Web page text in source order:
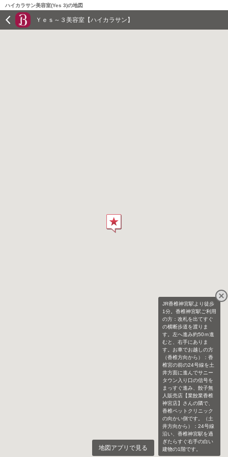
ハイカラサン美容室(Yes 3)の地図
Ｙｅｓ～３美容室【ハイカラサン】
JR香椎神宮駅より徒歩
1分。香椎神宮駅ご利用
の方：改札を出てすぐ
の横断歩道を渡りま
す。左へ進み約50ｍ進
むと、右手にありま
す。お車でお越しの方
（香椎方向から）：香
椎宮の前の24号線を土
井方面に進んでサニー
タウン入り口の信号を
まっすぐ進み、餃子無
人販売店【業餃業香椎
神宮店】さんの隣で、
香椎ペットクリニック
の向かい側です。（土
井方向から）：24号線
沿い、香椎神宮駅を過
ぎたらすぐ右手の白い
建物の1階です。
地図アプリで見る